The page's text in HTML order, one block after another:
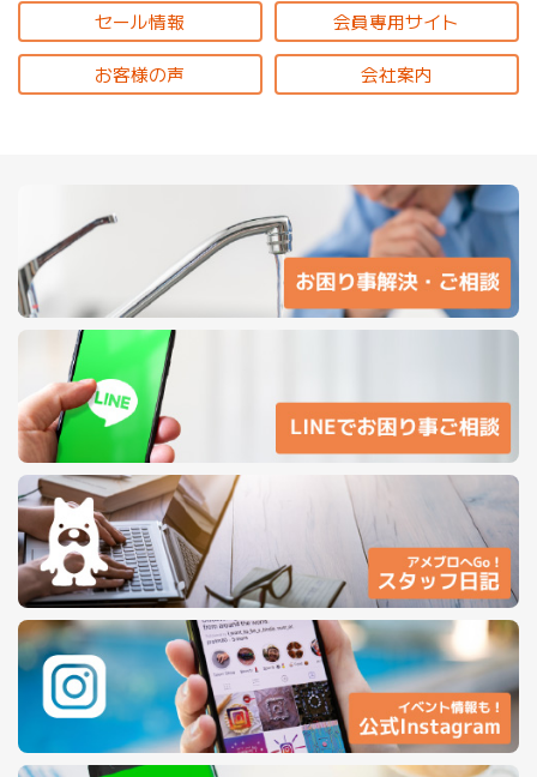
セール情報 会員専用サイト
お客様の声 会社案内